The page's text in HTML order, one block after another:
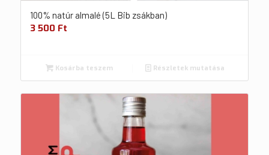
100% natúr almalé (5L Bib zsákban)
3 500 Ft
Kosárba teszem Részletek mutatása